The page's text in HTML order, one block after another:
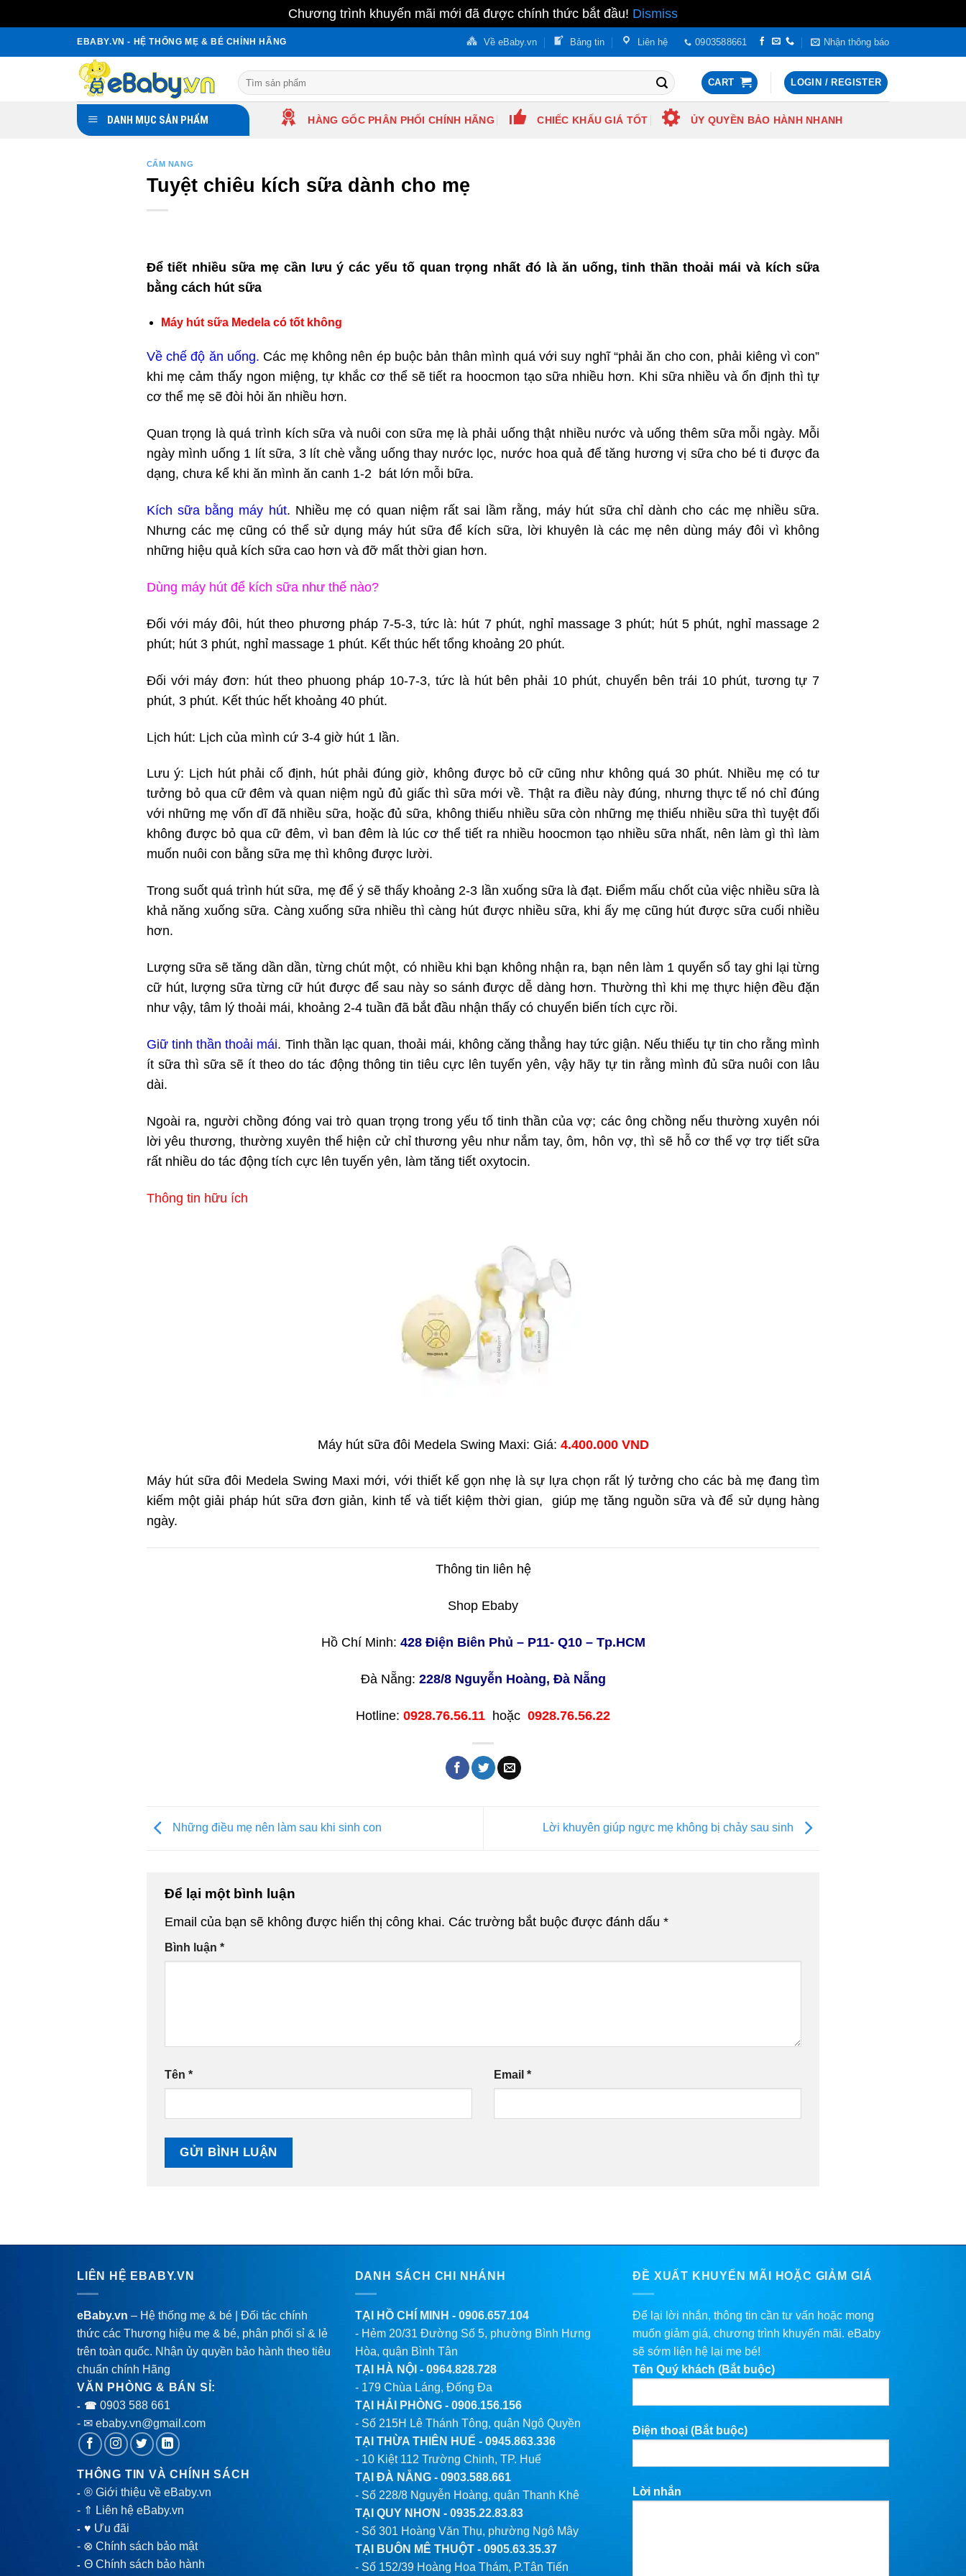
Chương trình khuyến mãi mới đã được chính thức bắt đầu! Dismiss
EBABY.VN - HỆ THỐNG MẸ & BÉ CHÍNH HÃNG Về eBaby.vn Bảng tin Liên hệ 0903588661 Nhận thông báo
Search
for:
CART LOGIN / REGISTER
DANH MỤC SẢN PHẨM HÀNG GỐC PHÂN PHỐI CHÍNH HÃNG CHIẾC KHẤU GIÁ TỐT ỦY QUYỀN BẢO HÀNH NHANH
CẨM NANG
Tuyệt chiêu kích sữa dành cho mẹ
Để tiết nhiều sữa mẹ cần lưu ý các yếu tố quan trọng nhất đó là ăn uống, tinh thần thoải mái và kích sữa
bằng cách hút sữa
Máy hút sữa Medela có tốt không
Về chế độ ăn uống. Các mẹ không nên ép buộc bản thân mình quá với suy nghĩ “phải ăn cho con, phải kiêng vì con”
khi mẹ cảm thấy ngon miệng, tự khắc cơ thể sẽ tiết ra hoocmon tạo sữa nhiều hơn. Khi sữa nhiều và ổn định thì tự
cơ thể mẹ sẽ đòi hỏi ăn nhiều hơn.
Quan trọng là quá trình kích sữa và nuôi con sữa mẹ là phải uống thật nhiều nước và uống thêm sữa mỗi ngày. Mỗi
ngày mình uống 1 lít sữa, 3 lít chè vằng uống thay nước lọc, nước hoa quả để tăng hương vị sữa cho bé ti được đa
dạng, chưa kể khi ăn mình ăn canh 1-2 bát lớn mỗi bữa.
Kích sữa bằng máy hút. Nhiều mẹ có quan niệm rất sai lầm rằng, máy hút sữa chỉ dành cho các mẹ nhiều sữa.
Nhưng các mẹ cũng có thể sử dụng máy hút sữa để kích sữa, lời khuyên là các mẹ nên dùng máy đôi vì không
những hiệu quả kích sữa cao hơn và đỡ mất thời gian hơn.
Dùng máy hút để kích sữa như thế nào?
Đối với máy đôi, hút theo phương pháp 7-5-3, tức là: hút 7 phút, nghỉ massage 3 phút; hút 5 phút, nghỉ massage 2
phút; hút 3 phút, nghỉ massage 1 phút. Kết thúc hết tổng khoảng 20 phút.
Đối với máy đơn: hút theo phuong pháp 10-7-3, tức là hút bên phải 10 phút, chuyển bên trái 10 phút, tương tự 7
phút, 3 phút. Kết thúc hết khoảng 40 phút.
Lịch hút: Lịch của mình cứ 3-4 giờ hút 1 lần.
Lưu ý: Lịch hút phải cố định, hút phải đúng giờ, không được bỏ cữ cũng như không quá 30 phút. Nhiều mẹ có tư
tưởng bỏ qua cữ đêm và quan niệm ngủ đủ giấc thì sữa mới về. Thật ra điều này đúng, nhưng thực tế nó chỉ đúng
với những mẹ vốn dĩ đã nhiều sữa, hoặc đủ sữa, không thiếu nhiều sữa còn những mẹ thiếu nhiều sữa thì tuyệt đối
không được bỏ qua cữ đêm, vì ban đêm là lúc cơ thể tiết ra nhiều hoocmon tạo nhiều sữa nhất, nên làm gì thì làm
muốn nuôi con bằng sữa mẹ thì không được lười.
Trong suốt quá trình hút sữa, mẹ để ý sẽ thấy khoảng 2-3 lần xuống sữa là đạt. Điểm mấu chốt của việc nhiều sữa là
khả năng xuống sữa. Càng xuống sữa nhiều thì càng hút được nhiều sữa, khi ấy mẹ cũng hút được sữa cuối nhiều
hơn.
Lượng sữa sẽ tăng dần dần, từng chút một, có nhiều khi bạn không nhận ra, bạn nên làm 1 quyển sổ tay ghi lại từng
cữ hút, lượng sữa từng cữ hút được để sau này so sánh được dễ dàng hơn. Thường thì khi mẹ thực hiện đều đặn
như vậy, tâm lý thoải mái, khoảng 2-4 tuần đã bắt đầu nhận thấy có chuyển biến tích cực rồi.
Giữ tinh thần thoải mái. Tinh thần lạc quan, thoải mái, không căng thẳng hay tức giận. Nếu thiếu tự tin cho rằng mình
ít sữa thì sữa sẽ ít theo do tác động thông tin tiêu cực lên tuyến yên, vậy hãy tự tin rằng mình đủ sữa nuôi con lâu
dài.
Ngoài ra, người chồng đóng vai trò quan trọng trong yếu tố tinh thần của vợ; các ông chồng nếu thường xuyên nói
lời yêu thương, thường xuyên thể hiện cử chỉ thương yêu như nắm tay, ôm, hôn vợ, thì sẽ hỗ cơ thể vợ trợ tiết sữa
rất nhiều do tác động tích cực lên tuyến yên, làm tăng tiết oxytocin.
Thông tin hữu ích
Máy hút sữa đôi Medela Swing Maxi: Giá: 4.400.000 VND
Máy hút sữa đôi Medela Swing Maxi mới, với thiết kế gọn nhẹ là sự lựa chọn rất lý tưởng cho các bà mẹ đang tìm
kiếm một giải pháp hút sữa đơn giản, kinh tế và tiết kiệm thời gian, giúp mẹ tăng nguồn sữa và để sử dụng hàng
ngày.
Thông tin liên hệ
Shop Ebaby
Hồ Chí Minh: 428 Điện Biên Phủ – P11- Q10 – Tp.HCM
Đà Nẵng: 228/8 Nguyễn Hoàng, Đà Nẵng
Hotline: 0928.76.56.11 hoặc 0928.76.56.22
Những điều mẹ nên làm sau khi sinh con Lời khuyên giúp ngực mẹ không bị chảy sau sinh
Để lại một bình luận
Email của bạn sẽ không được hiển thị công khai. Các trường bắt buộc được đánh dấu *
Bình luận *
Tên * Email *
LIÊN HỆ EBABY.VN
eBaby.vn – Hệ thống mẹ & bé | Đối tác chính
thức các Thương hiệu mẹ & bé, phân phối sỉ & lẻ
trên toàn quốc. Nhận ủy quyền bảo hành theo tiêu
chuẩn chính Hãng
VĂN PHÒNG & BÁN SỈ:
- ☎ 0903 588 661
- ✉ ebaby.vn@gmail.com
THÔNG TIN VÀ CHÍNH SÁCH
-® Giới thiệu về eBaby.vn
- ⇑ Liên hệ eBaby.vn
-♥ Ưu đãi
- ⊗ Chính sách bảo mật
-Θ Chính sách bảo hành
DANH SÁCH CHI NHÁNH
TẠI HỒ CHÍ MINH - 0906.657.104
- Hẻm 20/31 Đường Số 5, phường Bình Hưng
Hòa, quận Bình Tân
TẠI HÀ NỘI - 0964.828.728
- 179 Chùa Láng, Đống Đa
TẠI HẢI PHÒNG - 0906.156.156
- Số 215H Lê Thánh Tông, quận Ngô Quyền
TẠI THỪA THIÊN HUẾ - 0945.863.336
- 10 Kiệt 112 Trường Chinh, TP. Huế
TẠI ĐÀ NẴNG - 0903.588.661
- Số 228/8 Nguyễn Hoàng, quận Thanh Khê
TẠI QUY NHƠN - 0935.22.83.83
- Số 301 Hoàng Văn Thụ, phường Ngô Mây
TẠI BUÔN MÊ THUỘT - 0905.63.35.37
- Số 152/39 Hoàng Hoa Thám, P.Tân Tiến
ĐỀ XUẤT KHUYẾN MÃI HOẶC GIẢM GIÁ
Để lại lời nhắn, thông tin cần tư vấn hoặc mong
muốn giảm giá, chương trình khuyến mãi. eBaby
sẽ sớm liện hệ lại mẹ bé!
Tên Quý khách (Bắt buộc)
Điện thoại (Bắt buộc)
Lời nhắn